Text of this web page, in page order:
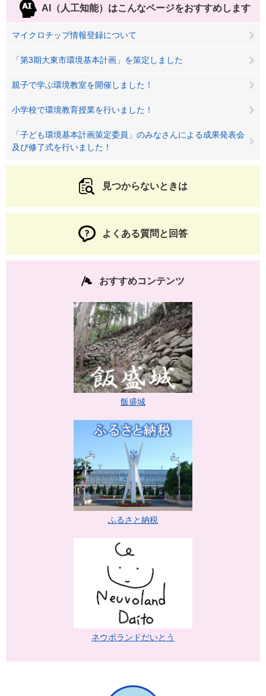
AI（人工知能）はこんなページをおすすめします
マイクロチップ情報登録について
「第3期大東市環境基本計画」を策定しました
親子で学ぶ環境教室を開催しました！
小学校で環境教育授業を行いました！
「子ども環境基本計画策定委員」のみなさんによる成果発表会
及び修了式を行いました！
見つからないときは
よくある質問と回答
おすすめコンテンツ
飯盛城
ふるさと納税
ネウボランドだいとう